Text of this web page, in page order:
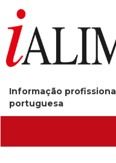
Informação
portuguesa